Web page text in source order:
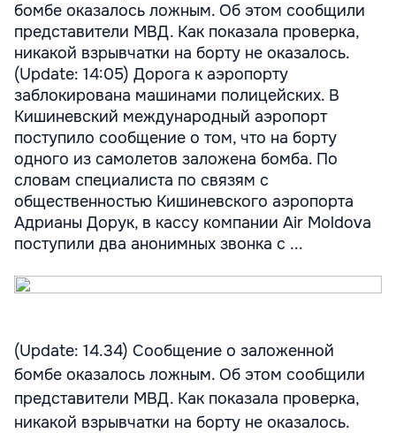
бомбе оказалось ложным. Об этом сообщили
представители МВД. Как показала проверка,
никакой взрывчатки на борту не оказалось.
(Update: 14:05) Дорога к аэропорту
заблокирована машинами полицейских. В
Кишиневский международный аэропорт
поступило сообщение о том, что на борту
одного из самолетов заложена бомба. По
словам специалиста по связям с
общественностью Кишиневского аэропорта
Адрианы Дорук, в кассу компании Air Moldova
поступили два анонимных звонка с ...
(Update: 14.34) Сообщение о заложенной
бомбе оказалось ложным. Об этом сообщили
представители МВД. Как показала проверка,
никакой взрывчатки на борту не оказалось.